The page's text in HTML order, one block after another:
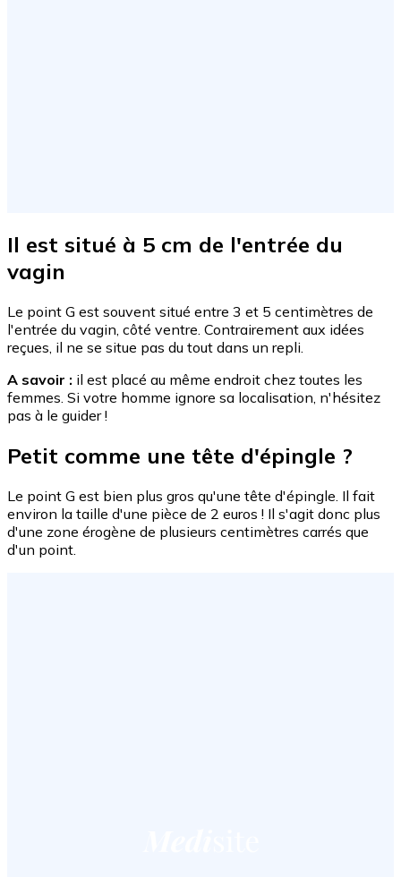
Il est situé à 5 cm de l'entrée du
vagin
Le point G est souvent situé entre 3 et 5 centimètres de
l'entrée du vagin, côté ventre. Contrairement aux idées
reçues, il ne se situe pas du tout dans un repli.
A savoir : il est placé au même endroit chez toutes les
femmes. Si votre homme ignore sa localisation, n'hésitez
pas à le guider !
Petit comme une tête d'épingle ?
Le point G est bien plus gros qu'une tête d'épingle. Il fait
environ la taille d'une pièce de 2 euros ! Il s'agit donc plus
d'une zone érogène de plusieurs centimètres carrés que
d'un point.